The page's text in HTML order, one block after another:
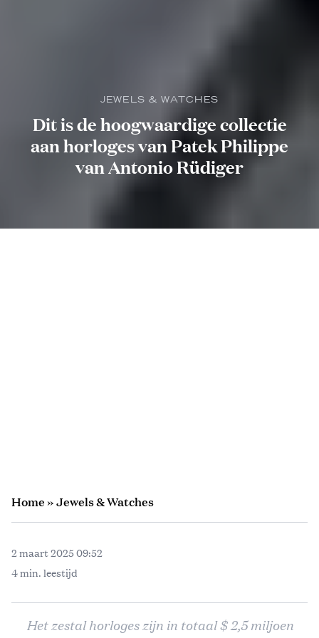
JEWELS & WATCHES
Dit is de hoogwaardige collectie
aan horloges van Patek Philippe
van Antonio Rüdiger
Home»Jewels & Watches
2 maart 2025 09:52
4 min. leestijd
Het zestal horloges zijn in totaal $ 2,5 miljoen